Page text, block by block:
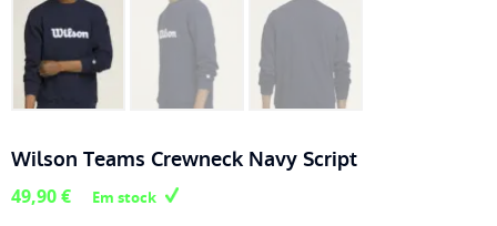
Wilson Teams Crewneck Navy Script
49,90€ Em stock